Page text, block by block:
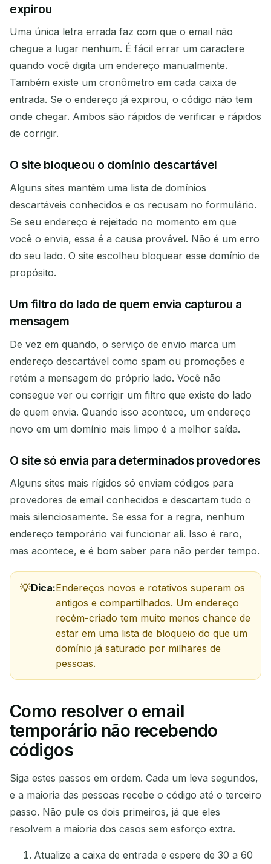
Aguardando e-mails recebidos...
expirou
Uma única letra errada faz com que o email não
chegue a lugar nenhum. É fácil errar um caractere
quando você digita um endereço manualmente.
Também existe um cronômetro em cada caixa de
entrada. Se o endereço já expirou, o código não tem
onde chegar. Ambos são rápidos de verificar e rápidos
de corrigir.
O site bloqueou o domínio descartável
Alguns sites mantêm uma lista de domínios
descartáveis conhecidos e os recusam no formulário.
Se seu endereço é rejeitado no momento em que
você o envia, essa é a causa provável. Não é um erro
do seu lado. O site escolheu bloquear esse domínio de
propósito.
Um filtro do lado de quem envia capturou a
mensagem
De vez em quando, o serviço de envio marca um
endereço descartável como spam ou promoções e
retém a mensagem do próprio lado. Você não
consegue ver ou corrigir um filtro que existe do lado
de quem envia. Quando isso acontece, um endereço
novo em um domínio mais limpo é a melhor saída.
O site só envia para determinados provedores
Alguns sites mais rígidos só enviam códigos para
provedores de email conhecidos e descartam tudo o
mais silenciosamente. Se essa for a regra, nenhum
endereço temporário vai funcionar ali. Isso é raro,
mas acontece, e é bom saber para não perder tempo.
Dica:Endereços novos e rotativos superam os
antigos e compartilhados. Um endereço
recém-criado tem muito menos chance de
estar em uma lista de bloqueio do que um
domínio já saturado por milhares de
pessoas.
Como resolver o email
temporário não recebendo
códigos
Siga estes passos em ordem. Cada um leva segundos,
e a maioria das pessoas recebe o código até o terceiro
passo. Não pule os dois primeiros, já que eles
resolvem a maioria dos casos sem esforço extra.
Atualize a caixa de entrada e espere de 30 a 60